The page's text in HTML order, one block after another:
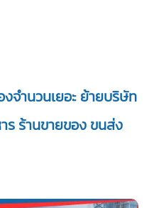
จำนวนเยอะ ย้ายบริษัท
ร ร้านขายของ ขนส่ง